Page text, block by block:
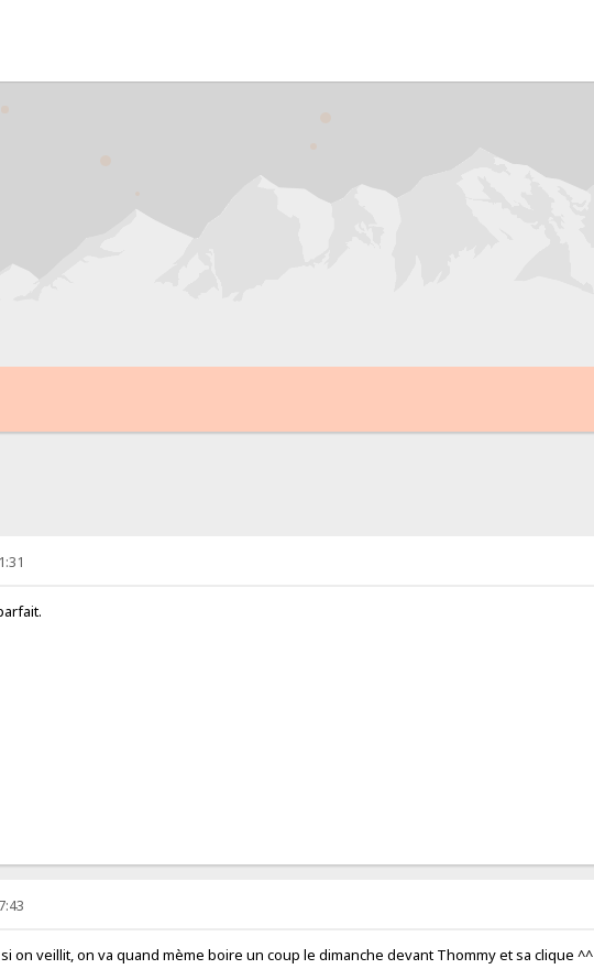
on veillit, on va quand mème boire un coup le dimanche devant Thommy et sa clique ^^